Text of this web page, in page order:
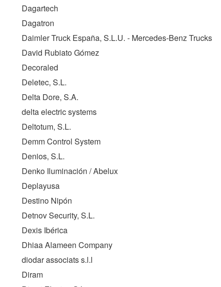
Dagartech
Dagatron
Daimler Truck España, S.L.U. - Mercedes-Benz Trucks
David Rubiato Gómez
Decoraled
Deletec, S.L.
Delta Dore, S.A.
delta electric systems
Deltotum, S.L.
Demm Control System
Denios, S.L.
Denko Iluminación / Abelux
Deplayusa
Destino Nipón
Detnov Security, S.L.
Dexis Ibérica
Dhiaa Alameen Company
diodar associats s.l.l
Diram